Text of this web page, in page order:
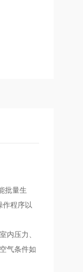
批量生
作程序以
内压力、
气条件如